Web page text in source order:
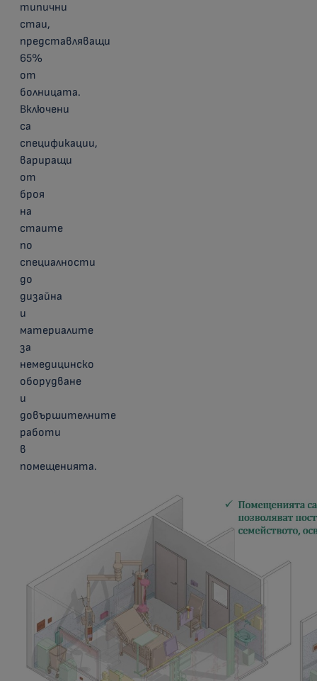
типични
стаи,
представляващи
65%
от
болницата.
Включени
са
спецификации,
вариращи
от
броя
на
стаите
по
специалности
до
дизайна
и
материалите
за
немедицинско
оборудване
и
довършителните
работи
в
помещенията.